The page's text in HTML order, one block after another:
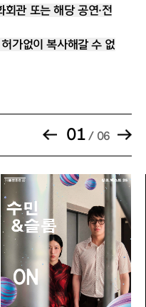
모든 형태의 사진 및 동
(음성 및 영상) 등 저작권
다. 적발 시 관련한 모든
서 삭제 조치하며, 이는 관
유가 될 수 있습니다. 퇴
및 환불, 변경은 제한됩
교통이 상시 혼잡합니다.
으로 인해 공연 당일 관람
관람을 포기한 경우 예매
불·변경이 모두 불가합니
지' 구성 시 할인 적용(200
4.10(목) 오후 2시부터 7
까지
람한 문화릴레이 참여단
실물 소지자에 한하여 적용
화회관, 경기아트센터, 국
, 국립극장, 국립발레단,
정동극장, 국립합창단, 국
예술단, 성남아트센터, 안
전당, 통영국제음악재단,
, 한국문화재재단
관 또는 해당 공연·전
가없이 복사해갈 수 없
01/ 06